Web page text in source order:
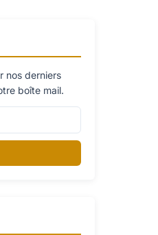
nos derniers
boîte mail.